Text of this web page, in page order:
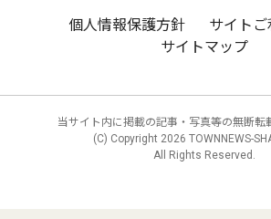
個人情報保護方針
サイト
サイトマップ
当サイト内に掲載の記事・写真等の無断転
(C) Copyright 2026 TOWNNEWS-
All Rights Reserved.